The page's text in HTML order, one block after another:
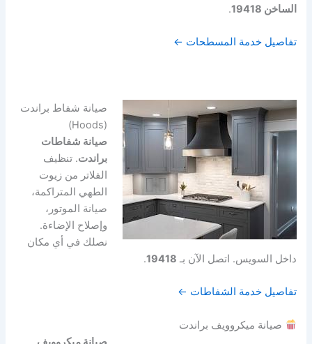
الساخن 19418 .
تفاصيل خدمة المسطحات ←
صيانة شفاط براندت
(Hoods)
صيانة شفاطات
براندت. تنظيف
الفلاتر من زيوت
الطهي المتراكمة،
صيانة الموتور،
وإصلاح الإضاءة.
نصلك في أي مكان
داخل السويس. اتصل الآن بـ 19418
.
تفاصيل خدمة الشفاطات ←
صيانة ميكروويف براندت